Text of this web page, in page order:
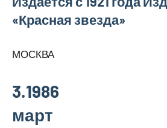
«Красная звезда»
МОСКВА
3.1986
март